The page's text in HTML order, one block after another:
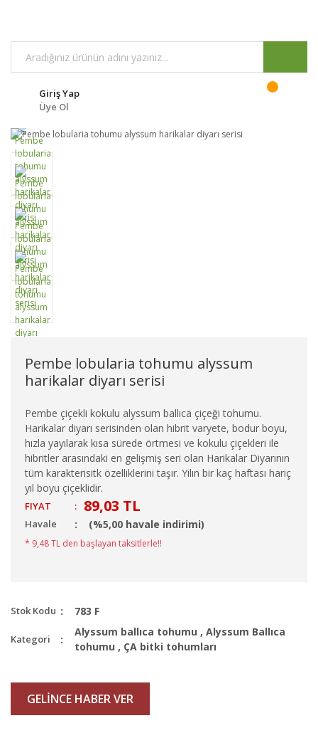
Giriş Yap
Üye Ol
Pembe lobularia tohumu alyssum
harikalar diyarı serisi
Pembe çiçekli kokulu alyssum ballıca çiçeği tohumu.
Harikalar diyarı serisinden olan hibrit varyete, bodur boyu,
hızla yayılarak kısa sürede örtmesi ve kokulu çiçekleri ile
hibritler arasındaki en gelişmiş seri olan Harikalar Diyarının
tüm karakterisitk özelliklerini taşır. Yılın bir kaç haftası hariç
yıl boyu çiçeklidir.
FIYAT : 89,03 TL
Havale (%5,00 havale indirimi)
* 9,48 TL den başlayan taksitlerle!!
Stok Kodu 783 F
Kategori
Alyssum ballıca tohumu , Alyssum Ballıca
tohumu , ÇA bitki tohumları
GELİNCE HABER VER